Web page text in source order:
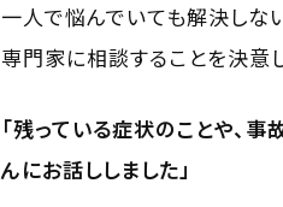
一人で悩んでいても解決しな
専門家に相談することを決意し
「残っている症状のことや、
んにお話ししました」